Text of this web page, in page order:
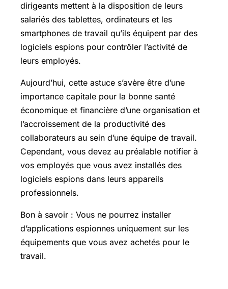
dirigeants mettent à la disposition de leurs
salariés des tablettes, ordinateurs et les
smartphones de travail qu’ils équipent par des
logiciels espions pour contrôler l’activité de
leurs employés.
Aujourd’hui, cette astuce s’avère être d’une
importance capitale pour la bonne santé
économique et financière d’une organisation et
l’accroissement de la productivité des
collaborateurs au sein d’une équipe de travail.
Cependant, vous devez au préalable notifier à
vos employés que vous avez installés des
logiciels espions dans leurs appareils
professionnels.
Bon à savoir : Vous ne pourrez installer
d’applications espionnes uniquement sur les
équipements que vous avez achetés pour le
travail.